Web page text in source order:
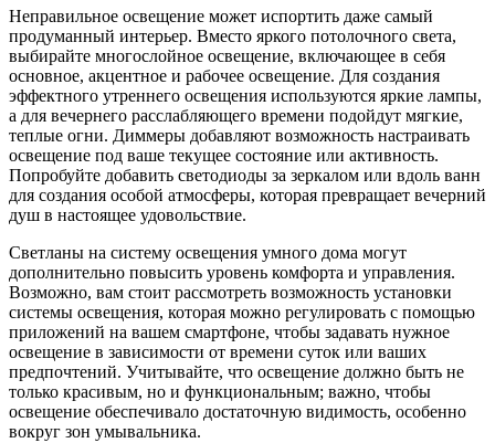
Неправильное освещение может испортить даже самый
продуманный интерьер. Вместо яркого потолочного света,
выбирайте многослойное освещение, включающее в себя
основное, акцентное и рабочее освещение. Для создания
эффектного утреннего освещения используются яркие лампы,
а для вечернего расслабляющего времени подойдут мягкие,
теплые огни. Диммеры добавляют возможность настраивать
освещение под ваше текущее состояние или активность.
Попробуйте добавить светодиоды за зеркалом или вдоль ванн
для создания особой атмосферы, которая превращает вечерний
душ в настоящее удовольствие.
Светланы на систему освещения умного дома могут
дополнительно повысить уровень комфорта и управления.
Возможно, вам стоит рассмотреть возможность установки
системы освещения, которая можно регулировать с помощью
приложений на вашем смартфоне, чтобы задавать нужное
освещение в зависимости от времени суток или ваших
предпочтений. Учитывайте, что освещение должно быть не
только красивым, но и функциональным; важно, чтобы
освещение обеспечивало достаточную видимость, особенно
вокруг зон умывальника.